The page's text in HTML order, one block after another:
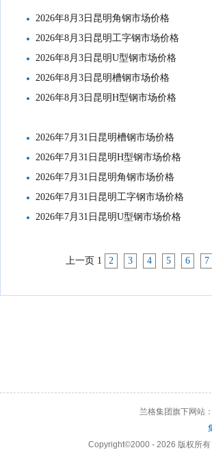
2026年8月3日昆明角钢市场价格
2026年8月3日昆明工字钢市场价格
2026年8月3日昆明U型钢市场价格
2026年8月3日昆明槽钢市场价格
2026年8月3日昆明H型钢市场价格
2026年7月31日昆明槽钢市场价格
2026年7月31日昆明H型钢市场价格
2026年7月31日昆明角钢市场价格
2026年7月31日昆明工字钢市场价格
2026年7月31日昆明U型钢市场价格
上一页 1 2 3 4 5 6 7